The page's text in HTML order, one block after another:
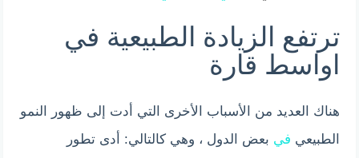
ترتفع الزيادة الطبيعية في
اواسط قارة
هناك العديد من الأسباب الأخرى التي أدت إلى ظهور النمو
الطبيعي في بعض الدول ، وهي كالتالي: أدى تطور